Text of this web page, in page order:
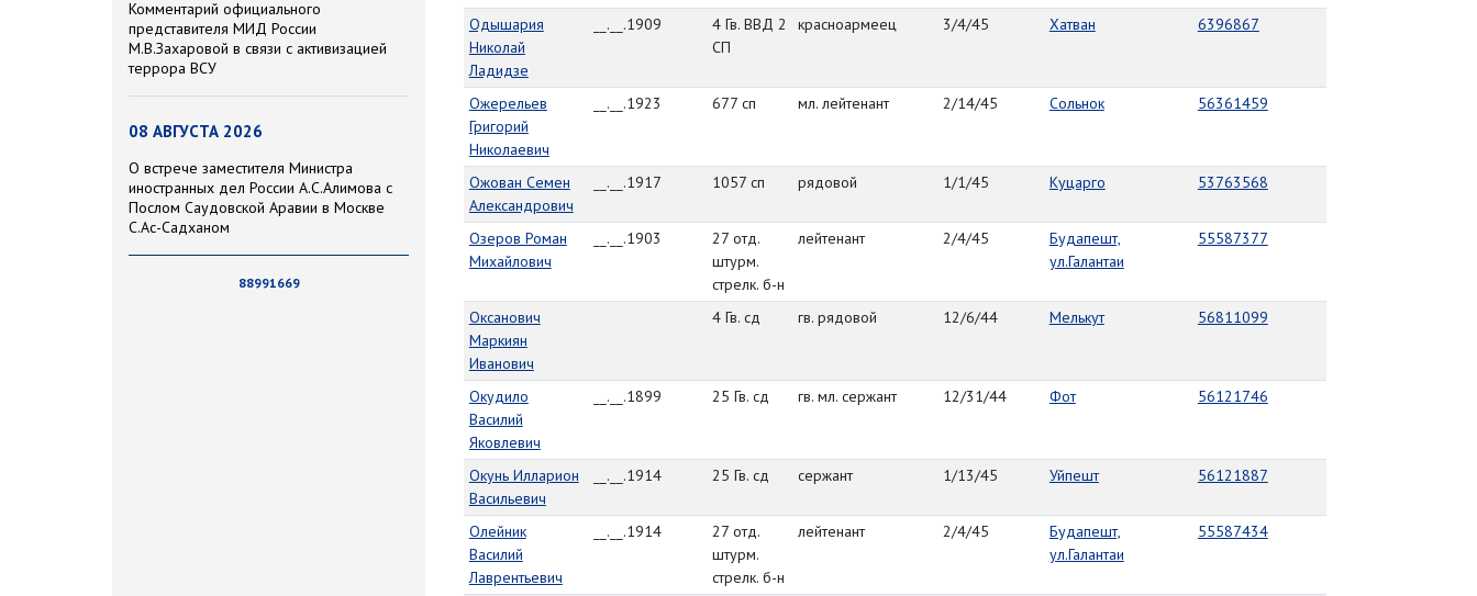
Комментарий официального
представителя МИД России
М.В.Захаровой в связи с активизацией
террора ВСУ
08 АВГУСТА 2026
О встрече заместителя Министра
иностранных дел России А.С.Алимова с
Послом Саудовской Аравии в Москве
С.Ас-Садханом
88991669
Одышария
Николай
Ладидзе
__.__.1909
4 Гв. ВВД 2
СП
красноармеец 3/4/45 Хатван 6396867
Ожерельев
Григорий
Николаевич
__.__.1923 677 сп мл. лейтенант 2/14/45 Сольнок 56361459
Ожован Семен
Александрович
__.__.1917 1057 сп рядовой 1/1/45 Куцарго 53763568
Озеров Роман
Михайлович
__.__.1903
27 отд.
штурм.
стрелк. б-н
лейтенант 2/4/45
Будапешт,
ул.Галантаи
55587377
Оксанович
Маркиян
Иванович
4 Гв. сд гв. рядовой 12/6/44 Мелькут 56811099
Окудило
Василий
Яковлевич
__.__.1899 25 Гв. сд гв. мл. сержант 12/31/44 Фот 56121746
Окунь Илларион
Васильевич
__.__.1914 25 Гв. сд сержант 1/13/45 Уйпешт 56121887
Олейник
Василий
Лаврентьевич
__.__.1914
27 отд.
штурм.
стрелк. б-н
лейтенант 2/4/45
Будапешт,
ул.Галантаи
55587434